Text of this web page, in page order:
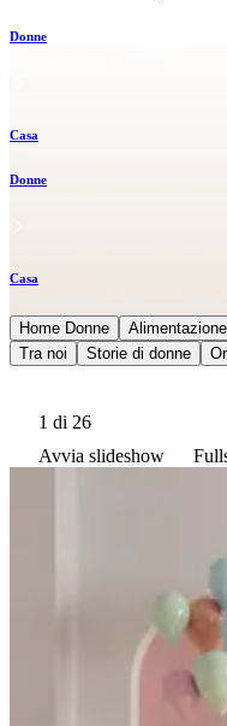
Donne
Casa
Donne
Casa
Home Donne Alimentazione
Tra noi
Storie di donne
1 di 26
Avvia slideshow